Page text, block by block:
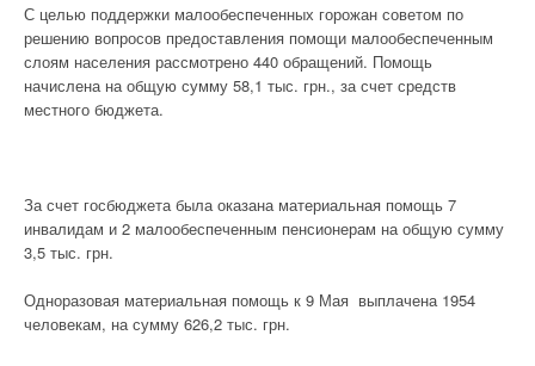
С целью поддержки малообеспеченных горожан советом по
решению вопросов предоставления помощи малообеспеченным
слоям населения рассмотрено 440 обращений. Помощь
начислена на общую сумму 58,1 тыс. грн., за счет средств
местного бюджета.
За счет госбюджета была оказана материальная помощь 7
инвалидам и 2 малообеспеченным пенсионерам на общую сумму
3,5 тыс. грн.
Одноразовая материальная помощь к 9 Мая выплачена 1954
человекам, на сумму 626,2 тыс. грн.